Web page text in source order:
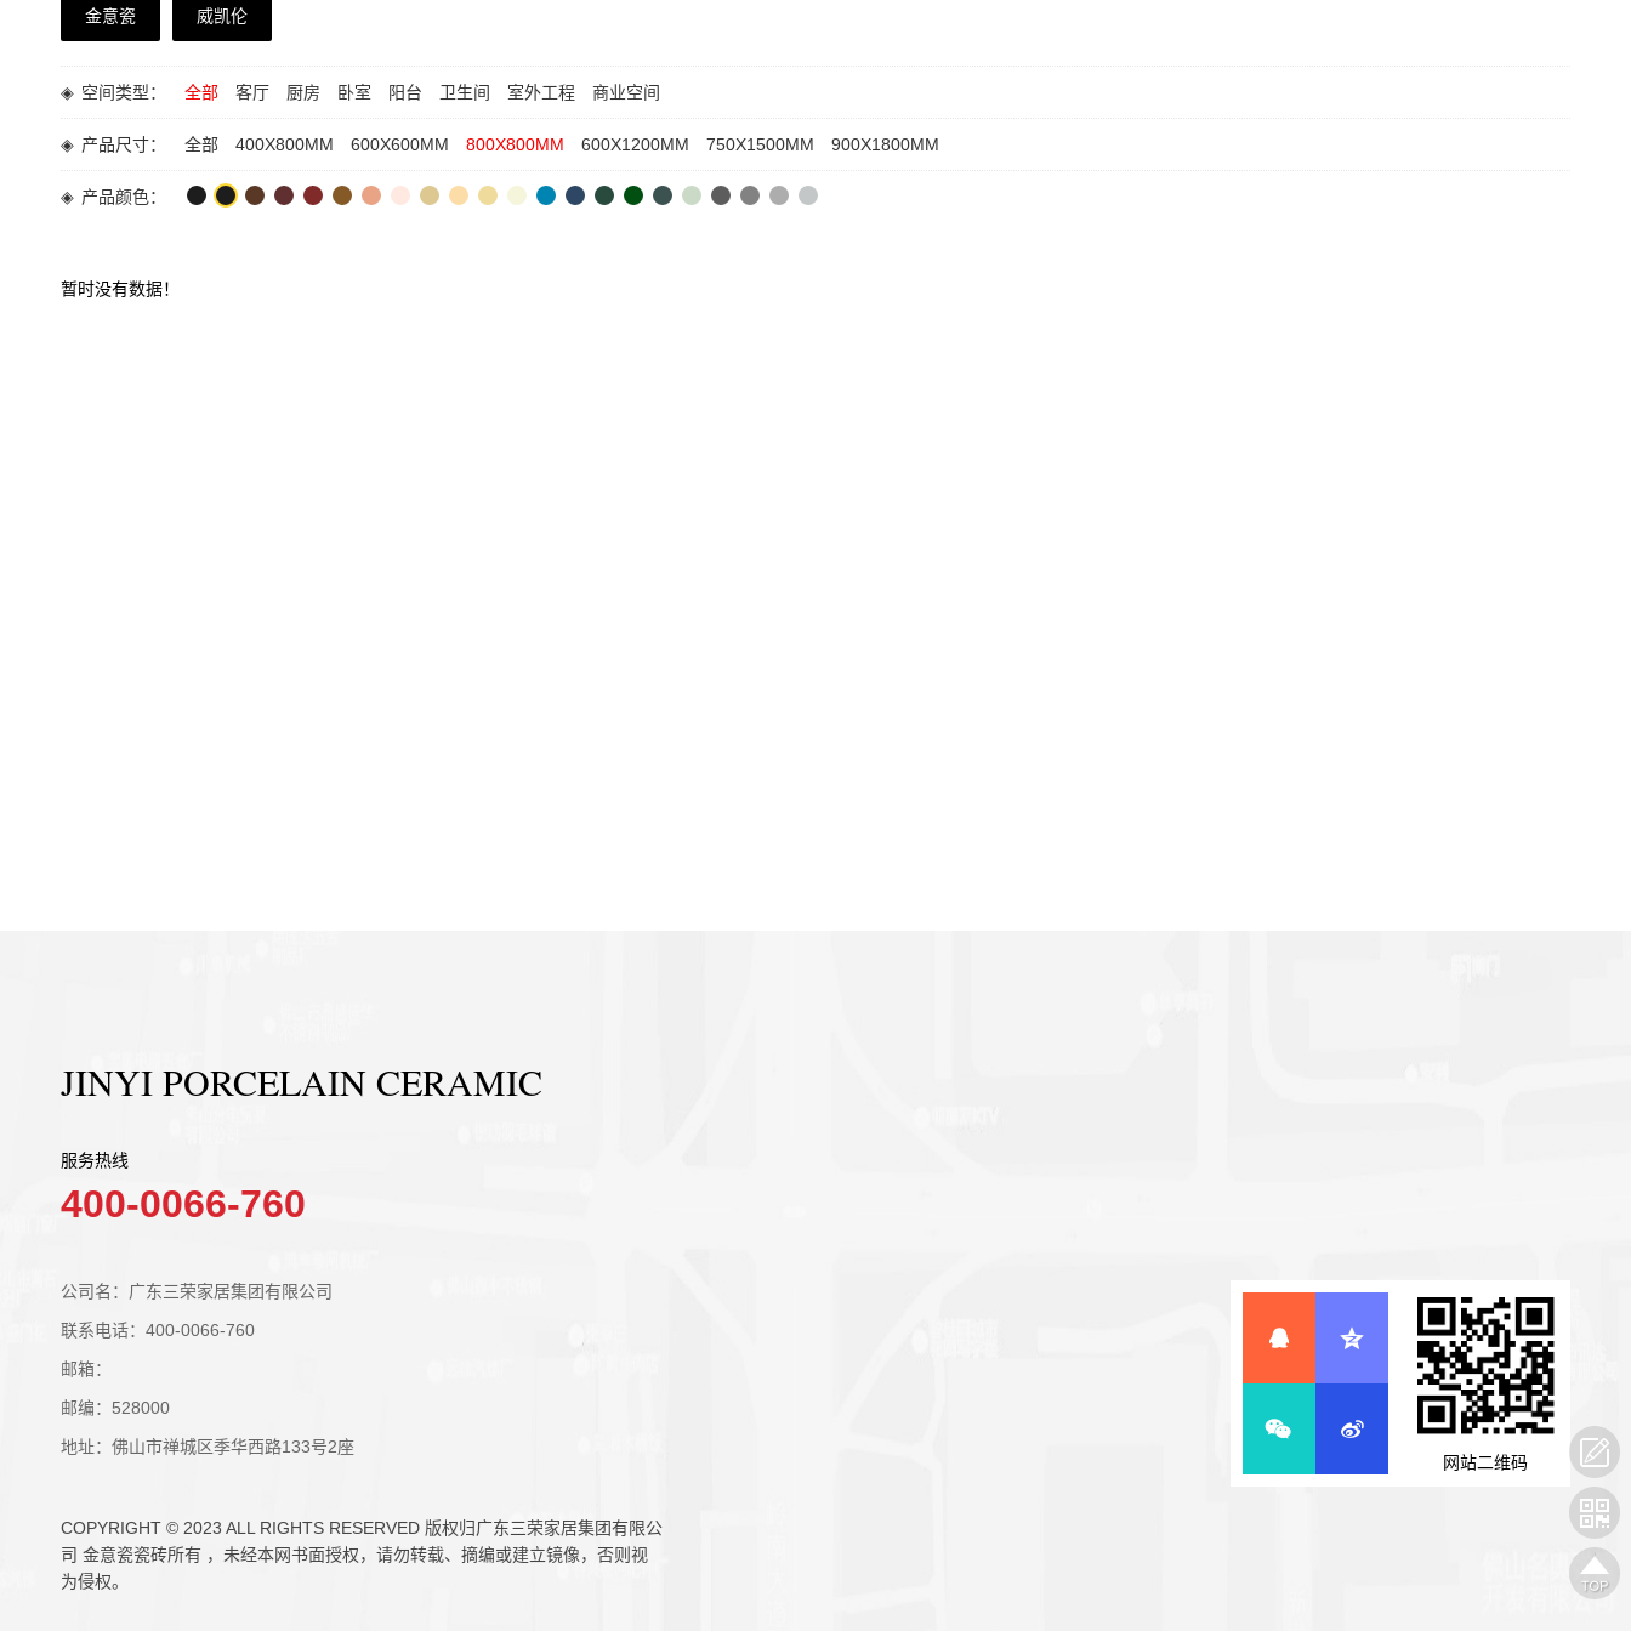
金意瓷 威凯伦
◈ 空间类型： 全部 客厅 厨房 卧室 阳台 卫生间 室外工程 商业空间
◈ 产品尺寸： 全部 400X800MM 600X600MM 800X800MM 600X1200MM 750X1500MM 900X1800MM
◈ 产品颜色：
暂时没有数据！
JINYI PORCELAIN CERAMIC
服务热线
400-0066-760
公司名：广东三荣家居集团有限公司
联系电话：400-0066-760
邮箱：
邮编：528000
地址：佛山市禅城区季华西路133号2座
COPYRIGHT © 2023 ALL RIGHTS RESERVED 版权归广东三荣家居集团有限公
司 金意瓷瓷砖所有 ，未经本网书面授权，请勿转载、摘编或建立镜像，否则视
为侵权。
网站二维码